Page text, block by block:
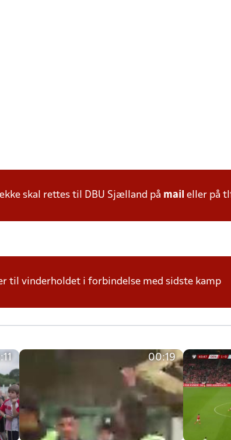
skal rettes til DBU Sjælland på mail eller på
til vinderholdet i forbindelse med sidste kamp
00:19